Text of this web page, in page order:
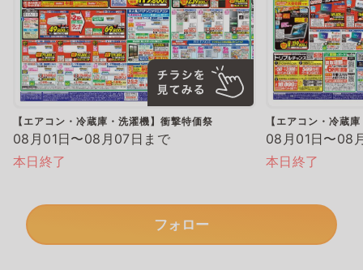
【エアコン・冷蔵庫・洗濯機】衝撃特価祭
08月01日〜08月07日まで
本日終了
【エアコン・冷蔵
08月01日〜08
本日終了
フォロー